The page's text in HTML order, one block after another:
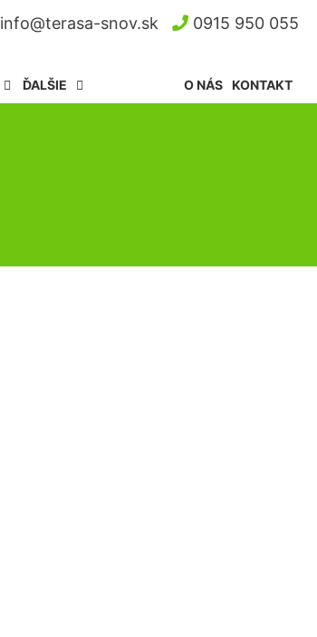
info@terasa-snov.sk 0915 950 055
ĎALŠIE KONTAKT
O NÁS